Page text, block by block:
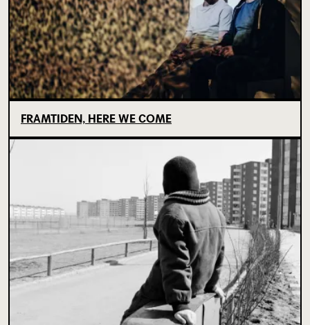
FRAMTIDEN, HERE WE COME